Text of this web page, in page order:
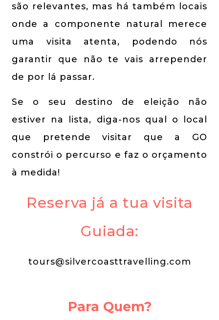
são relevantes, mas há também locais
onde a componente natural merece
uma visita atenta, podendo nós
garantir que não te vais arrepender
de por lá passar.
Se o seu destino de eleição não
estiver na lista, diga-nos qual o local
que pretende visitar que a GO
constrói o percurso e faz o orçamento
à medida!
Reserva já a tua visita
Guiada:
tours@silvercoasttravelling.com
Para Quem?